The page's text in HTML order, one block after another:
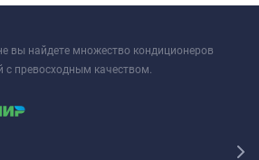
вы найдете множество кондиционеров
с превосходным качеством.